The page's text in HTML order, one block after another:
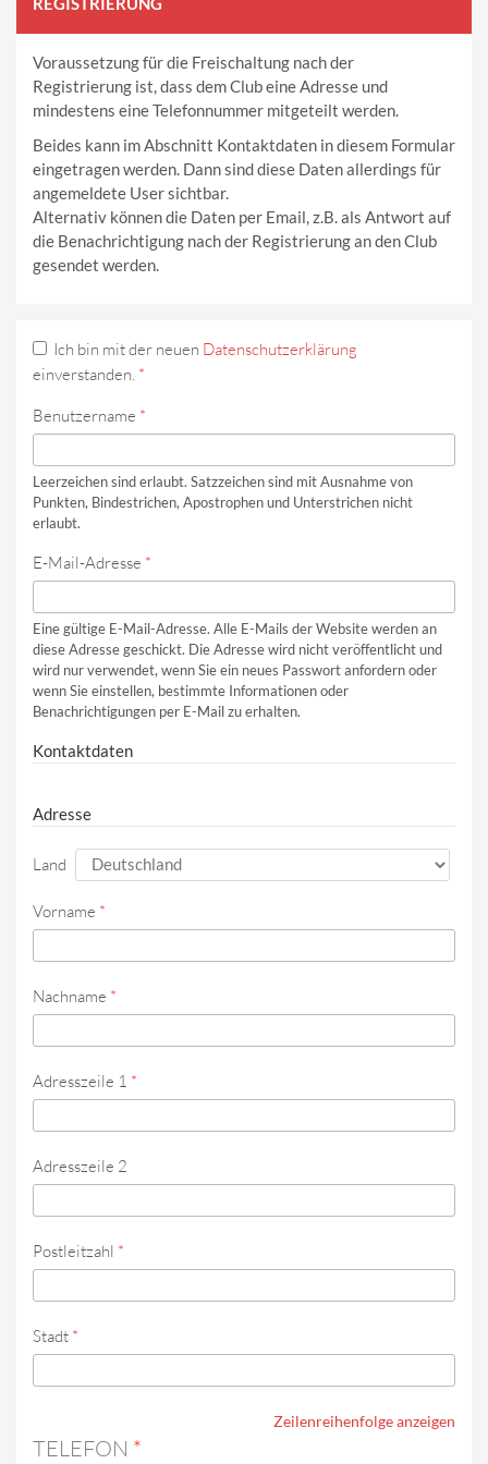
Voraussetzung für die Freischaltung nach der
Registrierung ist, dass dem Club eine Adresse und
mindestens eine Telefonnummer mitgeteilt werden.
Beides kann im Abschnitt Kontaktdaten in diesem Formular
eingetragen werden. Dann sind diese Daten allerdings für
angemeldete User sichtbar.
Alternativ können die Daten per Email, z.B. als Antwort auf
die Benachrichtigung nach der Registrierung an den Club
gesendet werden.
Ich bin mit der neuen Datenschutzerklärung
einverstanden. *
Benutzername *
Leerzeichen sind erlaubt. Satzzeichen sind mit Ausnahme von
Punkten, Bindestrichen, Apostrophen und Unterstrichen nicht
erlaubt.
E-Mail-Adresse *
Eine gültige E-Mail-Adresse. Alle E-Mails der Website werden an
diese Adresse geschickt. Die Adresse wird nicht veröffentlicht und
wird nur verwendet, wenn Sie ein neues Passwort anfordern oder
wenn Sie einstellen, bestimmte Informationen oder
Benachrichtigungen per E-Mail zu erhalten.
Kontaktdaten
Adresse
Land
Vorname *
Nachname *
Adresszeile 1 *
Adresszeile 2
Postleitzahl *
Stadt *
Zeilenreihenfolge anzeigen
TELEFON *